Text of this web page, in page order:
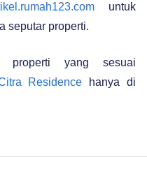
untuk
seputar properti.
properti yang sesuai
Residence
hanya di